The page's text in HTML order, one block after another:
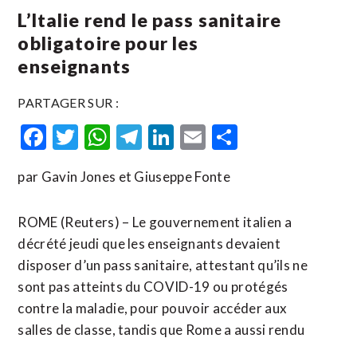
L’Italie rend le pass sanitaire
obligatoire pour les
enseignants
PARTAGER SUR :
Facebook
Twitter
WhatsApp
Telegram
LinkedIn
Email
par Gavin Jones et Giuseppe Fonte
ROME (Reuters) – Le gouvernement italien a
décrété jeudi que les enseignants devaient
disposer d’un pass sanitaire, attestant qu’ils ne
sont pas atteints du COVID-19 ou protégés
contre la maladie, pour pouvoir accéder aux
salles de classe, tandis que Rome a aussi rendu